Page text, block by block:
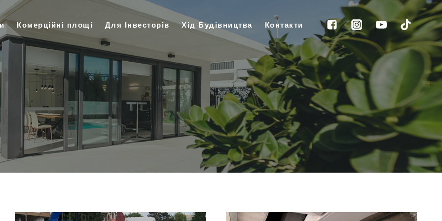
Комерційні площі Для Інвесторів Хід Будівництва Контакти